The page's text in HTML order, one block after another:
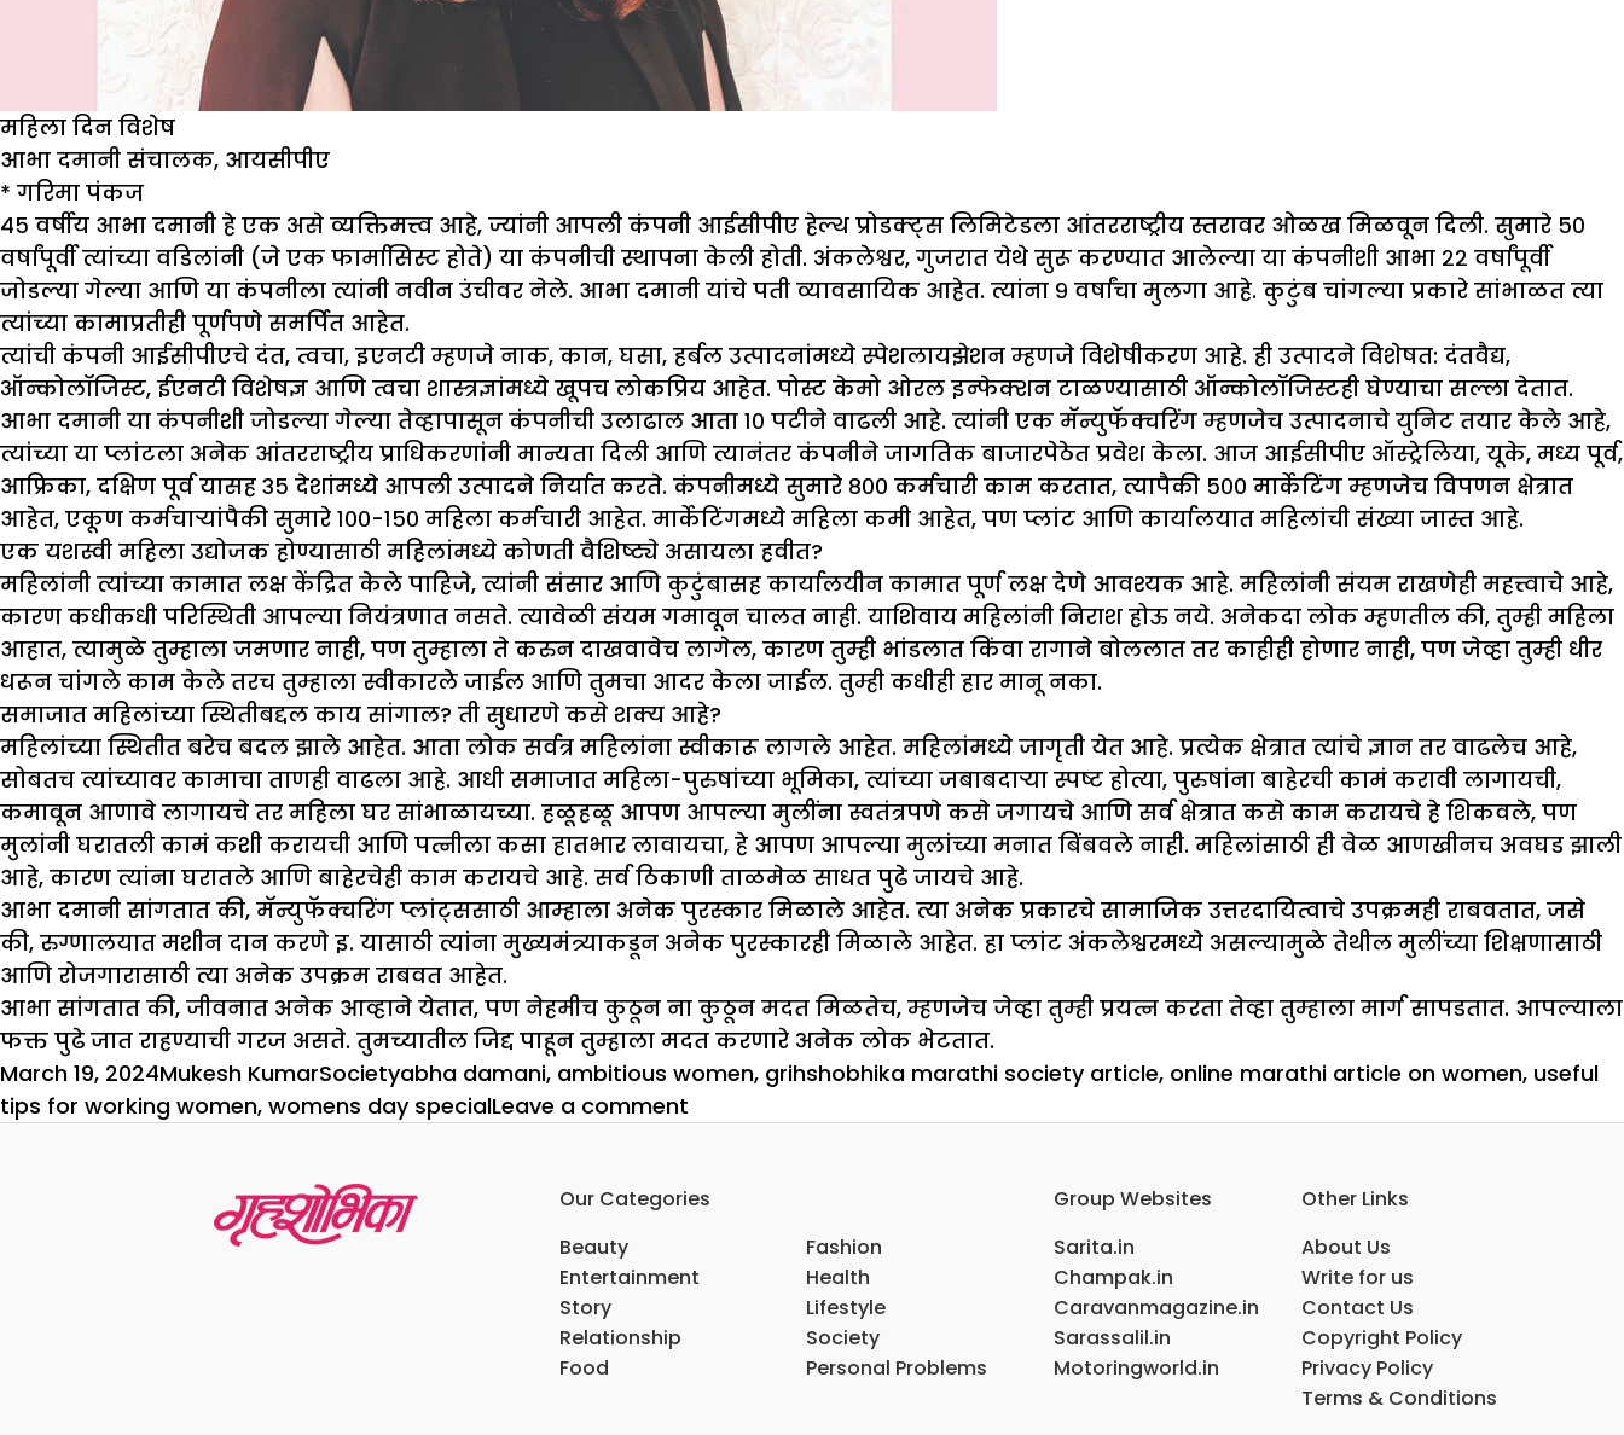
महिला दिन विशेष
आभा दमानी संचालक, आयसीपीए
* गरिमा पंकज
४५ वर्षीय आभा दमानी हे एक असे व्यक्तिमत्त्व आहे, ज्यांनी आपली कंपनी आईसीपीए हेल्थ प्रोडक्ट्स लिमिटेडला आंतरराष्ट्रीय स्तरावर ओळख मिळवून दिली. सुमारे ५०
वर्षांपूर्वी त्यांच्या वडिलांनी (जे एक फार्मासिस्ट होते) या कंपनीची स्थापना केली होती. अंकलेश्वर, गुजरात येथे सुरू करण्यात आलेल्या या कंपनीशी आभा २२ वर्षांपूर्वी
जोडल्या गेल्या आणि या कंपनीला त्यांनी नवीन उंचीवर नेले. आभा दमानी यांचे पती व्यावसायिक आहेत. त्यांना ९ वर्षांचा मुलगा आहे. कुटुंब चांगल्या प्रकारे सांभाळत त्या
त्यांच्या कामाप्रतीही पूर्णपणे समर्पित आहेत.
त्यांची कंपनी आईसीपीएचे दंत, त्वचा, इएनटी म्हणजे नाक, कान, घसा, हर्बल उत्पादनांमध्ये स्पेशलायझेशन म्हणजे विशेषीकरण आहे. ही उत्पादने विशेषत: दंतवैद्य,
ऑन्कोलॉजिस्ट, ईएनटी विशेषज्ञ आणि त्वचा शास्त्रज्ञांमध्ये खूपच लोकप्रिय आहेत. पोस्ट केमो ओरल इन्फेक्शन टाळण्यासाठी ऑन्कोलॉजिस्टही घेण्याचा सल्ला देतात.
आभा दमानी या कंपनीशी जोडल्या गेल्या तेव्हापासून कंपनीची उलाढाल आता १० पटीने वाढली आहे. त्यांनी एक मॅन्युफॅक्चरिंग म्हणजेच उत्पादनाचे युनिट तयार केले आहे,
त्यांच्या या प्लांटला अनेक आंतरराष्ट्रीय प्राधिकरणांनी मान्यता दिली आणि त्यानंतर कंपनीने जागतिक बाजारपेठेत प्रवेश केला. आज आईसीपीए ऑस्ट्रेलिया, यूके, मध्य पूर्व,
आफ्रिका, दक्षिण पूर्व यासह ३५ देशांमध्ये आपली उत्पादने निर्यात करते. कंपनीमध्ये सुमारे ८०० कर्मचारी काम करतात, त्यापैकी ५०० मार्केटिंग म्हणजेच विपणन क्षेत्रात
आहेत, एकूण कर्मचाऱ्यांपैकी सुमारे १००-१५० महिला कर्मचारी आहेत. मार्केटिंगमध्ये महिला कमी आहेत, पण प्लांट आणि कार्यालयात महिलांची संख्या जास्त आहे.
एक यशस्वी महिला उद्योजक होण्यासाठी महिलांमध्ये कोणती वैशिष्ट्ये असायला हवीत?
महिलांनी त्यांच्या कामात लक्ष केंद्रित केले पाहिजे, त्यांनी संसार आणि कुटुंबासह कार्यालयीन कामात पूर्ण लक्ष देणे आवश्यक आहे. महिलांनी संयम राखणेही महत्त्वाचे आहे,
कारण कधीकधी परिस्थिती आपल्या नियंत्रणात नसते. त्यावेळी संयम गमावून चालत नाही. याशिवाय महिलांनी निराश होऊ नये. अनेकदा लोक म्हणतील की, तुम्ही महिला
आहात, त्यामुळे तुम्हाला जमणार नाही, पण तुम्हाला ते करुन दाखवावेच लागेल, कारण तुम्ही भांडलात किंवा रागाने बोललात तर काहीही होणार नाही, पण जेव्हा तुम्ही धीर
धरून चांगले काम केले तरच तुम्हाला स्वीकारले जाईल आणि तुमचा आदर केला जाईल. तुम्ही कधीही हार मानू नका.
समाजात महिलांच्या स्थितीबद्दल काय सांगाल? ती सुधारणे कसे शक्य आहे?
महिलांच्या स्थितीत बरेच बदल झाले आहेत. आता लोक सर्वत्र महिलांना स्वीकारू लागले आहेत. महिलांमध्ये जागृती येत आहे. प्रत्येक क्षेत्रात त्यांचे ज्ञान तर वाढलेच आहे,
सोबतच त्यांच्यावर कामाचा ताणही वाढला आहे. आधी समाजात महिला-पुरुषांच्या भूमिका, त्यांच्या जबाबदाऱ्या स्पष्ट होत्या, पुरुषांना बाहेरची कामं करावी लागायची,
कमावून आणावे लागायचे तर महिला घर सांभाळायच्या. हळूहळू आपण आपल्या मुलींना स्वतंत्रपणे कसे जगायचे आणि सर्व क्षेत्रात कसे काम करायचे हे शिकवले, पण
मुलांनी घरातली कामं कशी करायची आणि पत्नीला कसा हातभार लावायचा, हे आपण आपल्या मुलांच्या मनात बिंबवले नाही. महिलांसाठी ही वेळ आणखीनच अवघड झाली
आहे, कारण त्यांना घरातले आणि बाहेरचेही काम करायचे आहे. सर्व ठिकाणी ताळमेळ साधत पुढे जायचे आहे.
आभा दमानी सांगतात की, मॅन्युफॅक्चरिंग प्लांट्ससाठी आम्हाला अनेक पुरस्कार मिळाले आहेत. त्या अनेक प्रकारचे सामाजिक उत्तरदायित्वाचे उपक्रमही राबवतात, जसे
की, रुग्णालयात मशीन दान करणे इ. यासाठी त्यांना मुख्यमंत्र्याकडून अनेक पुरस्कारही मिळाले आहेत. हा प्लांट अंकलेश्वरमध्ये असल्यामुळे तेथील मुलींच्या शिक्षणासाठी
आणि रोजगारासाठी त्या अनेक उपक्रम राबवत आहेत.
आभा सांगतात की, जीवनात अनेक आव्हाने येतात, पण नेहमीच कुठून ना कुठून मदत मिळतेच, म्हणजेच जेव्हा तुम्ही प्रयत्न करता तेव्हा तुम्हाला मार्ग सापडतात. आपल्याला
फक्त पुढे जात राहण्याची गरज असते. तुमच्यातील जिद्द पाहून तुम्हाला मदत करणारे अनेक लोक भेटतात.
Posted
on
March 19, 2024Author
Mukesh KumarCategories
SocietyTags
abha damani, ambitious women, grihshobhika marathi society article, online marathi article on women, useful
tips for working women, womens day specialLeave a comment
विशेष
Our Categories
Beauty
Entertainment
Story
Relationship
Food
Fashion
Health
Lifestyle
Society
Personal Problems
Group Websites
Sarita.in
Champak.in
Caravanmagazine.in
Sarassalil.in
Motoringworld.in
Other Links
About Us
Write for us
Contact Us
Copyright Policy
Privacy Policy
Terms & Conditions